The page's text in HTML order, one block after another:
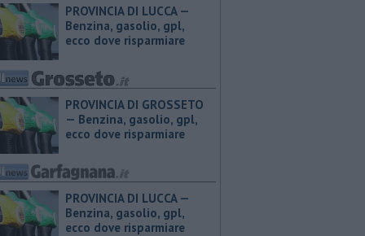
PROVINCIA DI LUCCA — ​
Benzina, gasolio, gpl,
ecco dove risparmiare
PROVINCIA DI GROSSETO
— ​Benzina, gasolio, gpl,
ecco dove risparmiare
PROVINCIA DI LUCCA — ​
Benzina, gasolio, gpl,
ecco dove risparmiare